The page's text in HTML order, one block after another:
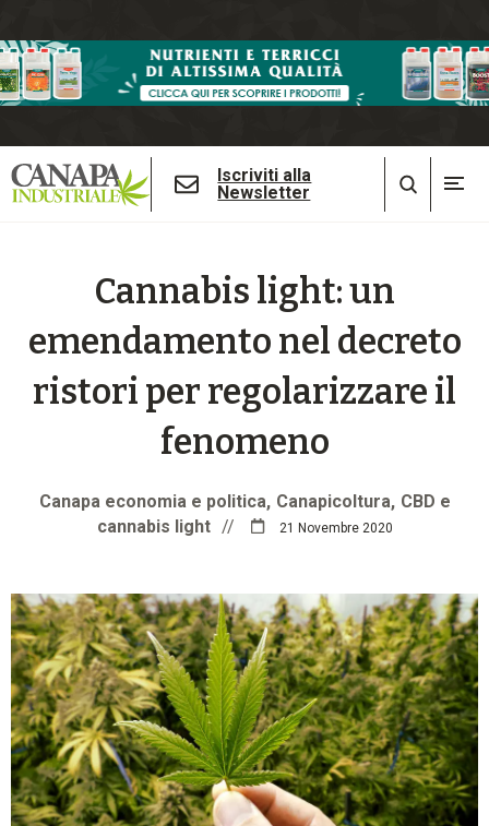
Iscriviti alla
Newsletter
Cannabis light: un
emendamento nel decreto
ristori per regolarizzare il
fenomeno
Canapa economia e politica Canapicoltura CBD e
cannabis light // 21 Novembre 2020